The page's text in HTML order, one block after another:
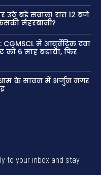
उठे बड़े सवाल! रात 12 बजे
मेहरबानी?
में आयुर्वेदिक दवा
को 6 माह बढ़ाया, फिर
के सावन में अर्जुन नगर
to your inbox and stay